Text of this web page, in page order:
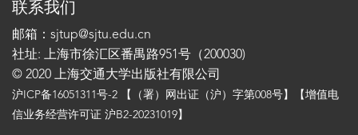
联系我们
邮箱：sjtup@sjtu.edu.cn
社址: 上海市徐汇区番禺路951号（200030)
© 2020 上海交通大学出版社有限公司
沪ICP备16051311号-2 【（署）网出证（沪）字第008号】【增值电
信业务经营许可证 沪B2-20231019】